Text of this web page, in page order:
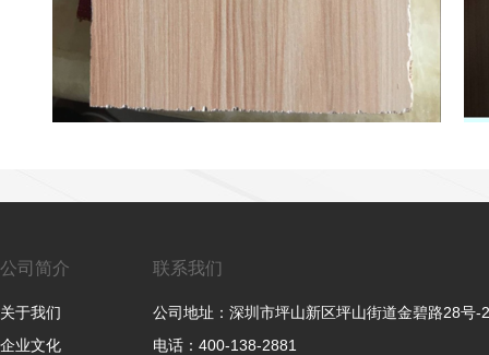
公司简介
关于我们
企业文化
联系我们
公司地址：深圳市坪山新区坪山街道金碧路28号-2
电话：400-138-2881